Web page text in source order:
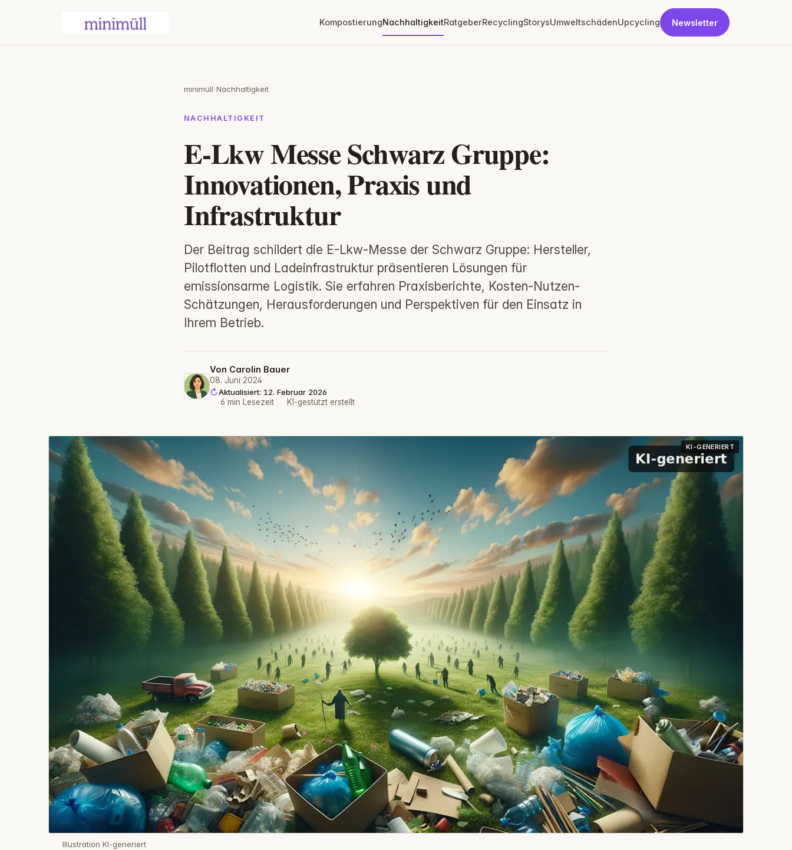
KompostierungNachhaltigkeitRatgeberRecyclingStorysUmweltschädenUpcycling Newsletter
minimüll›Nachhaltigkeit
NACHHALTIGKEIT
E-Lkw Messe Schwarz Gruppe:
Innovationen, Praxis und
Infrastruktur
Der Beitrag schildert die E-Lkw-Messe der Schwarz Gruppe: Hersteller,
Pilotflotten und Ladeinfrastruktur präsentieren Lösungen für
emissionsarme Logistik. Sie erfahren Praxisberichte, Kosten-Nutzen-
Schätzungen, Herausforderungen und Perspektiven für den Einsatz in
Ihrem Betrieb.
Von Carolin Bauer
08. Juni 2024
Aktualisiert: 12. Februar 2026
·
6 min Lesezeit · KI-gestützt erstellt
KI-GENERIERT
Illustration KI-generiert